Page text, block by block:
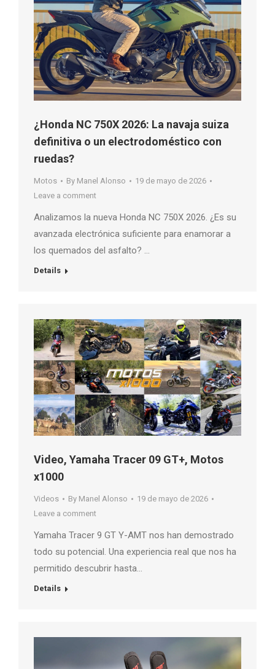
¿Honda NC 750X 2026: La navaja suiza
definitiva o un electrodoméstico con
ruedas?
Motos By Manel Alonso
19 de mayo de 2026
Leave a comment
Analizamos la nueva Honda NC 750X 2026. ¿Es su
avanzada electrónica suficiente para enamorar a
los quemados del asfalto? …
Details
Video, Yamaha Tracer 09 GT+, Motos
x1000
Videos By Manel Alonso
19 de mayo de 2026
Leave a comment
Yamaha Tracer 9 GT Y-AMT nos han demostrado
todo su potencial. Una experiencia real que nos ha
permitido descubrir hasta…
Details